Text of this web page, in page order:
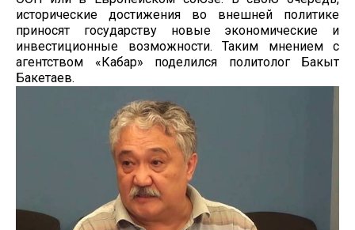
исторические достижения во внешней политике
приносят государству новые экономические и
инвестиционные возможности. Таким мнением с
агентством «Кабар» поделился политолог Бакыт
Бакетаев.